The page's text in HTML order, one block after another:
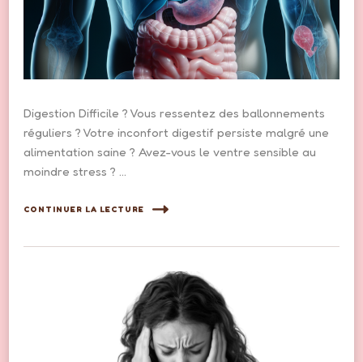
Digestion Difficile ? Vous ressentez des ballonnements
réguliers ? Votre inconfort digestif persiste malgré une
alimentation saine ? Avez-vous le ventre sensible au
moindre stress ? …
CONTINUER LA LECTURE